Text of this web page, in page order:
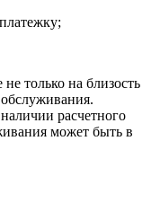
только на близость
расчетного
может быть в